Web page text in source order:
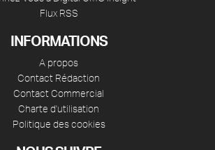
Flux RSS
INFORMATIONS
A propos
Contact Rédaction
Contact Commercial
Charte d'utilisation
Politique des cookies